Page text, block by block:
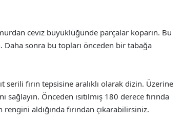
ceviz büyüklüğünde parçalar koparın. Bu
sonra bu topları önceden bir tabağa
serili fırın tepsisine aralıklı olarak dizin. Üzerine
Önceden ısıtılmış 180 derece fırında
aldığında fırından çıkarabilirsiniz.